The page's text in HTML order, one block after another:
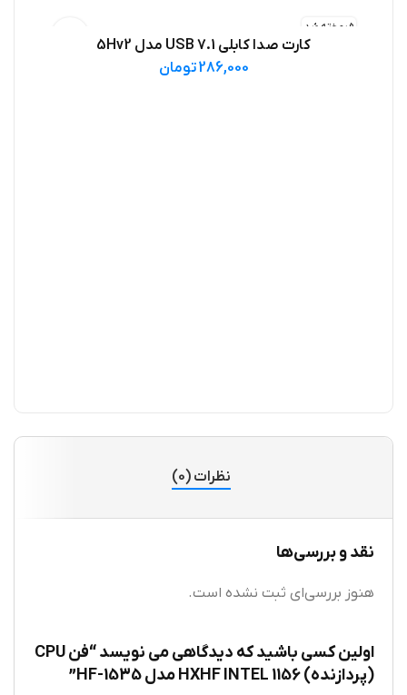
فروخته شد
اطلاعات بیشترکارت صدا کابلی USB 7.1 مدل 5Hv2
286,000تومان
نظرات (0)
نقد و بررسی‌ها
هنوز بررسی‌ای ثبت نشده است.
اولین کسی باشید که دیدگاهی می نویسد “فن CPU
(پردازنده) 1156 HXHF INTEL مدل HF-1535”